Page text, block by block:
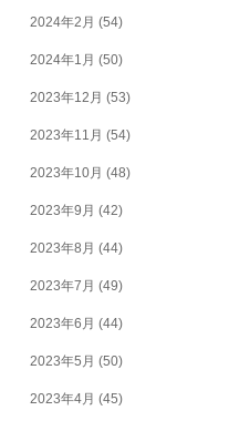
2024年2月 (54)
2024年1月 (50)
2023年12月 (53)
2023年11月 (54)
2023年10月 (48)
2023年9月 (42)
2023年8月 (44)
2023年7月 (49)
2023年6月 (44)
2023年5月 (50)
2023年4月 (45)